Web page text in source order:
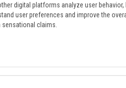
digital platforms analyze user behavior,
user preferences and improve the
claims.